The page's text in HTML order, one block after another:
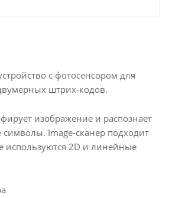
с фотосенсором для
штрих-кодов.
изображение и распознает
Image-сканер подходит
используются 2D и линейные